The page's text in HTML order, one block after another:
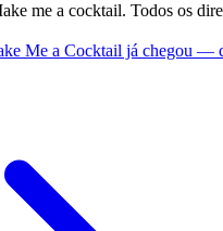
me a cocktail. Todos os
Me a Cocktail já chegou —